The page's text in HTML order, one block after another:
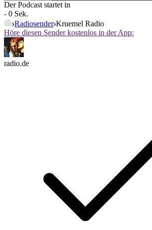
Der Podcast startet in
- 0 Sek.
Radiosender Kruemel Radio
Höre diesen Sender kostenlos in der App:
radio.de